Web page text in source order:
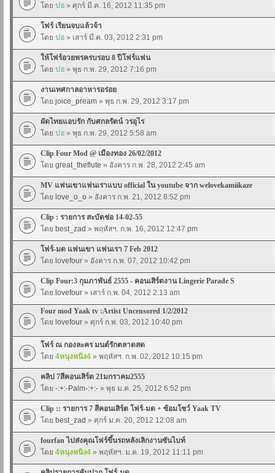
โดย ปอ » ศุกร์ มี.ค. 16, 2012 11:35 pm
โฟร์ เรียนจบแล้วจ้า
โดย ปอ » เสาร์ มี.ค. 03, 2012 2:31 pm
ให้โฟร์อวยพรครบรอบ 8 ปีโฟร์แฟน
โดย ปอ » พุธ ก.พ. 29, 2012 7:16 pm
งานเทศกาลอาหารอร่อย
โดย joice_pream » พุธ ก.พ. 29, 2012 3:17 pm
ผัดไทยแอบรัก กับศกลรัตน์ วรอุไร
โดย ปอ » พุธ ก.พ. 29, 2012 5:58 am
Clip Four Mod @ เมืองทอง 26/02/2012
โดย great_theflute » อังคาร ก.พ. 28, 2012 2:45 am
MV แฟนเขาแฟนเราแบบ official ใน youtube จาก welovekamiikaze
โดย love_o_o » อังคาร ก.พ. 21, 2012 8:52 pm
Clip : รายการ สะบัดช่อ 14-02-55
โดย best_zad » พฤหัสฯ. ก.พ. 16, 2012 12:47 pm
โฟร์-มด แฟนเขา แฟนเรา 7 Feb 2012
โดย lovefour » อังคาร ก.พ. 07, 2012 10:42 pm
Clip Four:3 กุมภาพันธ์ 2555 - คอนเสิร์ตงาน Lingerie Parade S
โดย lovefour » เสาร์ ก.พ. 04, 2012 2:13 am
Four mod Yaak tv :Artist Uncensored 1/2/2012
โดย lovefour » ศุกร์ ก.พ. 03, 2012 10:40 pm
โฟร์ ณ กองละคร มนต์รักตลาดสด
โดย 4หนุงหนิง4 » พฤหัสฯ. ก.พ. 02, 2012 10:15 pm
คลิป 7สีคอนเสิร์ต 21มกราคม2555
โดย -:+:-Palm-:+:- » พุธ ม.ค. 25, 2012 6:52 pm
Clip :: รายการ 7 สีคอนเสิร์ต โฟร์-มด + ซ้อมโชว์ Yaak TV
โดย best_zad » ศุกร์ ม.ค. 20, 2012 12:08 am
fourfan ไปส่งคุณโฟร์ขึ้นรถหลังเลิกงานซันไบท์
โดย 4หนุงหนิง4 » พฤหัสฯ. ม.ค. 19, 2012 11:11 pm